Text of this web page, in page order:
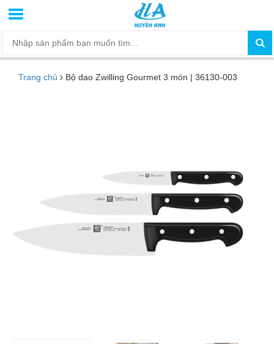
Trang chủ Bộ dao Zwilling Gourmet 3 món | 36130-003